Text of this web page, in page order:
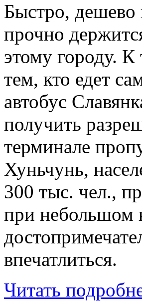
Быстро, дешево
прочно
этому городу. К
тем, кто едет
автобус
получить
терминале
Хуньчунь,
300 тыс. чел.,
при небольшом
впечатлиться.
Читать